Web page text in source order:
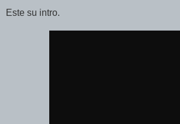
Este su intro.